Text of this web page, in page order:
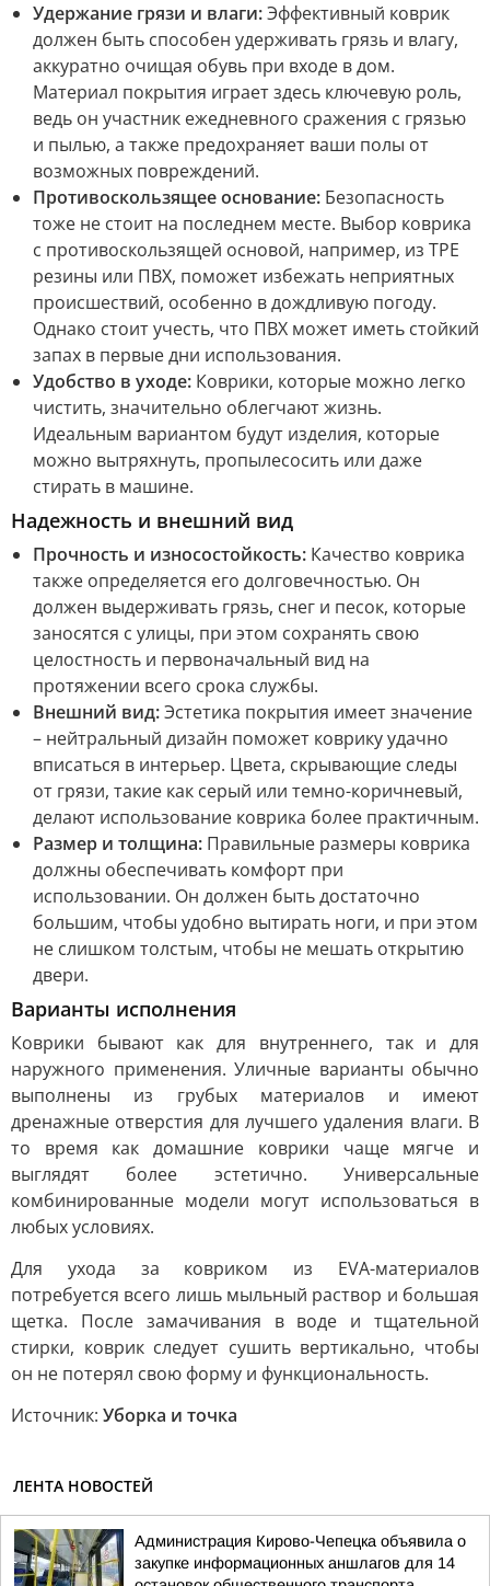
Удержание грязи и влаги:Эффективный коврик
должен быть способен удерживать грязь и влагу,
аккуратно очищая обувь при входе в дом.
Материал покрытия играет здесь ключевую роль,
ведь он участник ежедневного сражения с грязью
и пылью, а также предохраняет ваши полы от
возможных повреждений.
Противоскользящее основание: Безопасность
тоже не стоит на последнем месте. Выбор коврика
с противоскользящей основой, например, из ТРЕ
резины или ПВХ, поможет избежать неприятных
происшествий, особенно в дождливую погоду.
Однако стоит учесть, что ПВХ может иметь стойкий
запах в первые дни использования.
Удобство в уходе: Коврики, которые можно легко
чистить, значительно облегчают жизнь.
Идеальным вариантом будут изделия, которые
можно вытряхнуть, пропылесосить или даже
стирать в машине.
Надежность и внешний вид
Прочность и износостойкость: Качество коврика
также определяется его долговечностью. Он
должен выдерживать грязь, снег и песок, которые
заносятся с улицы, при этом сохранять свою
целостность и первоначальный вид на
протяжении всего срока службы.
Внешний вид:Эстетика покрытия имеет значение
– нейтральный дизайн поможет коврику удачно
вписаться в интерьер. Цвета, скрывающие следы
от грязи, такие как серый или темно-коричневый,
делают использование коврика более практичным.
Размер и толщина: Правильные размеры коврика
должны обеспечивать комфорт при
использовании. Он должен быть достаточно
большим, чтобы удобно вытирать ноги, и при этом
не слишком толстым, чтобы не мешать открытию
двери.
Варианты исполнения
Коврики бывают как для внутреннего, так и для
наружного применения. Уличные варианты обычно
выполнены из грубых материалов и имеют
дренажные отверстия для лучшего удаления влаги. В
то время как домашние коврики чаще мягче и
выглядят более эстетично. Универсальные
комбинированные модели могут использоваться в
любых условиях.
Для ухода за ковриком из EVA-материалов
потребуется всего лишь мыльный раствор и большая
щетка. После замачивания в воде и тщательной
стирки, коврик следует сушить вертикально, чтобы
он не потерял свою форму и функциональность.
Источник: Уборка и точка
ЛЕНТА НОВОСТЕЙ
Администрация Кирово-Чепецка объявила о
закупке информационных аншлагов для 14